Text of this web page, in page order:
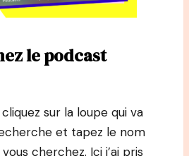
le podcast
sur la loupe qui va
et tapez le nom
cherchez. Ici j’ai pris